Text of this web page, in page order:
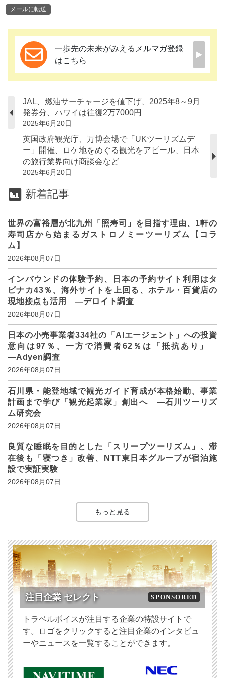
メールに転送
一歩先の未来がみえるメルマガ登録
はこちら
JAL、燃油サーチャージを値下げ、2025年8～9月
発券分、ハワイは往復2万7000円
2025年6月20日
英国政府観光庁、万博会場で「UKツーリズムデ
ー」開催、ロケ地をめぐる観光をアピール、日本
の旅行業界向け商談会など
2025年6月20日
新着記事
世界の富裕層が北九州「照寿司」を目指す理由、1軒の
寿司店から始まるガストロノミーツーリズム【コラ
ム】
2026年08月07日
インバウンドの体験予約、日本の予約サイト利用はタ
ビナカ43％、海外サイトを上回る、ホテル・百貨店の
現地接点も活用 ―デロイト調査
2026年08月07日
日本の小売事業者334社の「AIエージェント」への投資
意向は97％、一方で消費者62％は「抵抗あり」
―Adyen調査
2026年08月07日
石川県・能登地域で観光ガイド育成が本格始動、事業
計画まで学び「観光起業家」創出へ ―石川ツーリズ
ム研究会
2026年08月07日
良質な睡眠を目的とした「スリープツーリズム」、滞
在後も「寝つき」改善、NTT東日本グループが宿泊施
設で実証実験
2026年08月07日
もっと見る
注目企業 セレクト SPONSORED
トラベルボイスが注目する企業の特設サイトで
す。ロゴをクリックすると注目企業のインタビュ
ーやニュースを一覧することができます。